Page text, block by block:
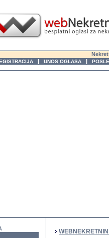
| UNOS OGLASA |